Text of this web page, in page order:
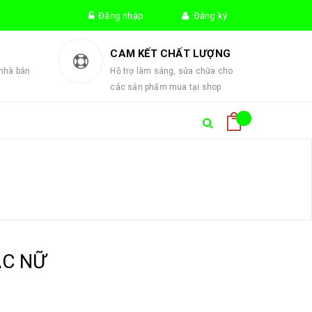
Đăng nhập Đăng ký
bán
CAM KẾT CHẤT LƯỢNG
Hỗ trợ làm sáng, sửa chữa cho
các sản phẩm mua tại shop
NỮ